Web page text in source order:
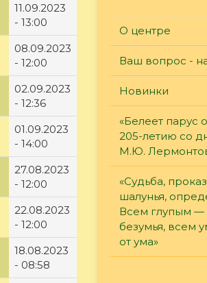
11.09.2023
- 13:00
08.09.2023
- 12:00
02.09.2023
- 12:36
01.09.2023
- 14:00
27.08.2023
- 12:00
22.08.2023
- 12:00
18.08.2023
- 08:58
О центре
Ваш вопрос -
Новинки
«Белеет парус
205-летию со
М.Ю.
«Судьба,
шалунья,
Всем глупым —
безумья, всем
от ума»